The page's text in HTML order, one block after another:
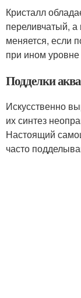
Кристалл
переливчатый, а
меняется, если
при ином
Подделки
Искусственно
их синтез
Настоящий
часто